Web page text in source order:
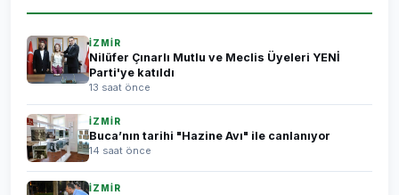
İZMİR
Nilüfer Çınarlı Mutlu ve Meclis Üyeleri YENİ
Parti'ye katıldı
13 saat önce
İZMİR
Buca’nın tarihi "Hazine Avı" ile canlanıyor
14 saat önce
İZMİR